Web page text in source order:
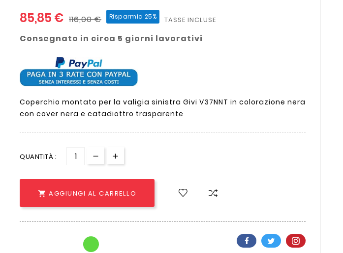
85,85 € 116,00 € Risparmia 25% TASSE INCLUSE
Consegnato in circa 5 giorni lavorativi
Coperchio montato per la valigia sinistra Givi V37NNT in colorazione nera
con cover nera e catadiottro trasparente
QUANTITÀ :
 AGGIUNGI AL CARRELLO